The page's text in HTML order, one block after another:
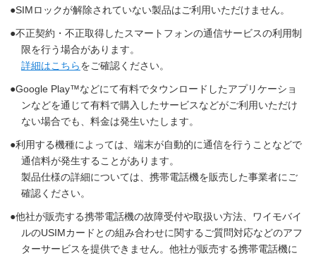
SIMロックが解除されていない製品はご利用いただけません。
不正契約・不正取得したスマートフォンの通信サービスの利用制
限を行う場合があります。
詳細はこちらをご確認ください。
Google Play™などにて有料でタウンロードしたアプリケーショ
ンなどを通じて有料で購入したサービスなどがご利用いただけ
ない場合でも、料金は発生いたします。
利用する機種によっては、端末が自動的に通信を行うことなどで
通信料が発生することがあります。
製品仕様の詳細については、携帯電話機を販売した事業者にご
確認ください。
他社が販売する携帯電話機の故障受付や取扱い方法、ワイモバイ
ルのUSIMカードとの組み合わせに関するご質問対応などのアフ
ターサービスを提供できません。他社が販売する携帯電話機に